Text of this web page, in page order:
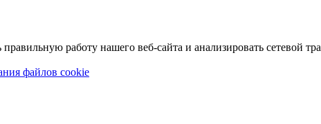
работу нашего веб-сайта и анализировать сетевой
файлов cookie